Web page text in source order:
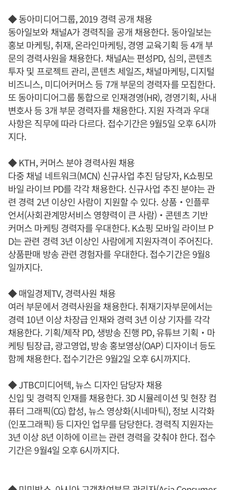
◆ 동아미디어그룹, 2019 경력 공개 채용
동아일보와 채널A가 경력직을 공개 채용한다. 동아일보는
홍보 마케팅, 취재, 온라인마케팅, 경영 교육기획 등 4개 부
문의 경력사원을 채용한다. 채널A는 편성PD, 심의, 콘텐츠
투자 및 프로젝트 관리, 콘텐츠 세일즈, 채널마케팅, 디지털
비즈니스, 미디어커머스 등 7개 부문의 경력자를 모집한다.
또 동아미디어그룹 통합으로 인재경영(HR), 경영기획, 사내
변호사 등 3개 부문 경력자를 채용한다. 지원 자격과 우대
사항은 직무에 따라 다르다. 접수기간은 9월5일 오후 6시까
지다.
◆ KTH, 커머스 분야 경력사원 채용
다중 채널 네트워크(MCN) 신규사업 추진 담당자, K쇼핑모
바일 라이브 PD를 각각 채용한다. 신규사업 추진 분야는 관
련 경력 2년 이상인 사람이 지원할 수 있다. 상품‧인플루
언서(사회관계망서비스 영향력이 큰 사람)‧콘텐츠 기반
커머스 마케팅 경력자를 우대한다. K쇼핑 모바일 라이브 P
D는 관련 경력 3년 이상인 사람에게 지원자격이 주어진다.
상품판매 방송 관련 경험자를 우대한다. 접수기간은 9월8
일까지다.
◆ 매일경제TV, 경력사원 채용
여러 부문에서 경력사원을 채용한다. 취재기자부문에서는
경력 10년 이상 차장급 인재와 경력 3년 이상 기자를 각각
채용한다. 기획/제작 PD, 생방송 진행 PD, 유튜브 기획‧마
케팅 팀장급, 광고영업, 방송 홍보영상(OAP) 디자이너 등도
함께 채용한다. 접수기간은 9월2일 오후 6시까지다.
◆ JTBC미디어텍, 뉴스 디자인 담당자 채용
신입 및 경력직 인재를 채용한다. 3D 시뮬레이션 및 현장 컴
퓨터 그래픽(CG) 합성, 뉴스 영상화(시네마틱), 정보 시각화
(인포그래픽) 등 디자인 업무를 담당한다. 경력직 지원자는
3년 이상 8년 이하에 이르는 관련 경력을 갖춰야 한다. 접수
기간은 9월4일 오후 6시까지다.